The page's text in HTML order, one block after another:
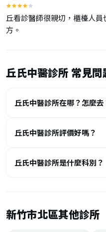
丘看診醫師很親切，櫃檯人
方。
丘氏中醫診所 常見問
丘氏中醫診所在哪？怎麼去
丘氏中醫診所評價好嗎？
丘氏中醫診所是什麼科別？
新竹市北區其他診所